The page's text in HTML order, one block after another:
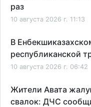
раз
10 августа 2026 г. 11:13
В
республиканской
10 августа 2026 г. 06:42
Жители Авата
свалок: ДЧС